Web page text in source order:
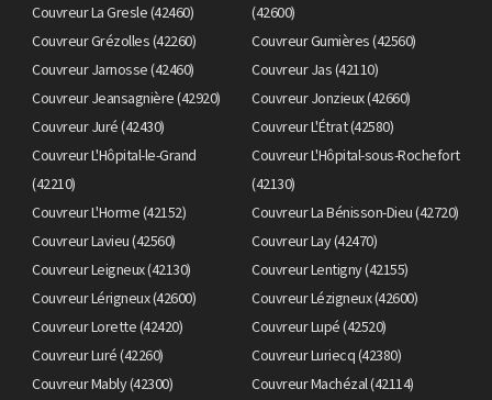
Couvreur La Gresle (42460)
(42600)
Couvreur Grézolles (42260)
Couvreur Gumières (42560)
Couvreur Jarnosse (42460)
Couvreur Jas (42110)
Couvreur Jeansagnière (42920)
Couvreur Jonzieux (42660)
Couvreur Juré (42430)
Couvreur L'Étrat (42580)
Couvreur L'Hôpital-le-Grand
(42210)
Couvreur L'Hôpital-sous-Rochefort
(42130)
Couvreur L'Horme (42152)
Couvreur La Bénisson-Dieu (42720)
Couvreur Lavieu (42560)
Couvreur Lay (42470)
Couvreur Leigneux (42130)
Couvreur Lentigny (42155)
Couvreur Lérigneux (42600)
Couvreur Lézigneux (42600)
Couvreur Lorette (42420)
Couvreur Lupé (42520)
Couvreur Luré (42260)
Couvreur Luriecq (42380)
Couvreur Mably (42300)
Couvreur Machézal (42114)